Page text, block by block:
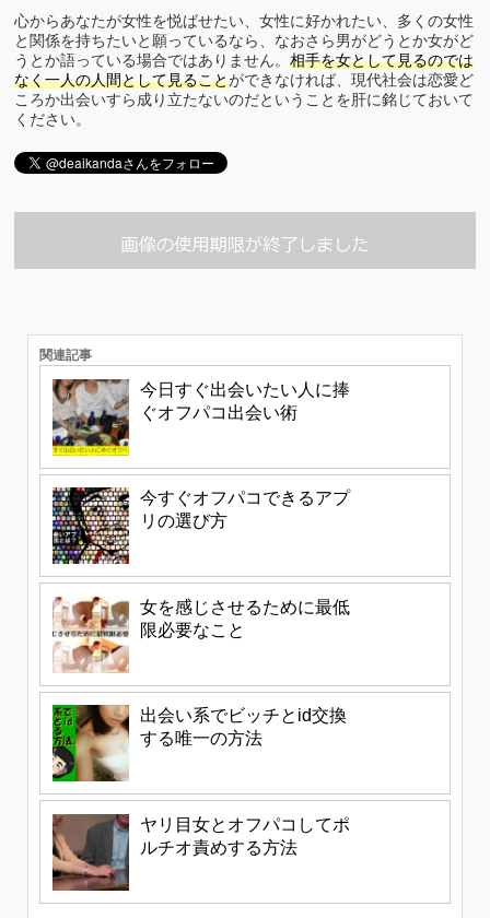
心からあなたが女性を悦ばせたい、女性に好かれたい、多くの女性
と関係を持ちたいと願っているなら、なおさら男がどうとか女がど
うとか語っている場合ではありません。 相手を女として見るのでは
なく一人の人間として見ることができなければ、現代社会は恋愛ど
ころか出会いすら成り立たないのだということを肝に銘じておいて
ください。
関連記事
今日すぐ出会いたい人に捧
ぐオフパコ出会い術
今すぐオフパコできるアプ
リの選び方
女を感じさせるために最低
限必要なこと
出会い系でビッチとid交換
する唯一の方法
ヤリ目女とオフパコしてポ
ルチオ責めする方法